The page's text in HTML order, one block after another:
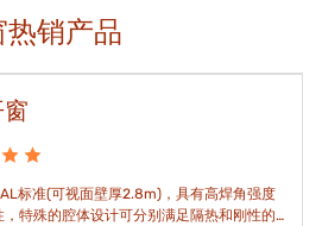
销产品
窗
标准(可视面壁厚2.8m)，具有高焊角强度
，特殊的腔体设计可分别满足隔热和刚性的